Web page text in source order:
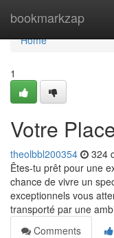
bookmarkzap
Home
Home
1
Votre
theolbbl200354 324
Êtes-tu prêt pour une
chance de vivre un
exceptionnels vous
transporté par une
Comments